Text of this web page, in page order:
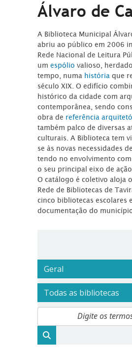
Álvaro de
A Biblioteca Municipal
abriu ao público em 2006
Rede Nacional de Leitura
umespóliovalioso,
tempo, numa história que
século XIX. O edifício
histórico da cidade com
contemporânea, sendo
obra de referência
também palco de diversas
culturais. A Biblioteca tem
se às novas necessidades
tendo no envolvimento
o seu principal eixo de ação.
O catálogo é coletivo aloja
Rede de Bibliotecas de
cinco bibliotecas escolares
documentação do